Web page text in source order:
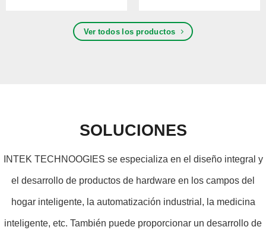
Ver todos los productos
SOLUCIONES
INTEK TECHNOOGIES se especializa en el diseño integral y
el desarrollo de productos de hardware en los campos del
hogar inteligente, la automatización industrial, la medicina
inteligente, etc. También puede proporcionar un desarrollo de